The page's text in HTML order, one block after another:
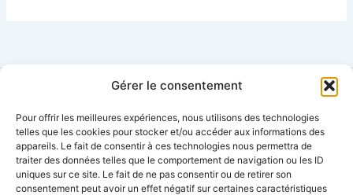
Gérer le consentement
Pour offrir les meilleures expériences, nous utilisons des technologies
telles que les cookies pour stocker et/ou accéder aux informations des
appareils. Le fait de consentir à ces technologies nous permettra de
traiter des données telles que le comportement de navigation ou les ID
uniques sur ce site. Le fait de ne pas consentir ou de retirer son
consentement peut avoir un effet négatif sur certaines caractéristiques
Contact
Mentions légales
Plandesite
Conditions générales d’utilisation